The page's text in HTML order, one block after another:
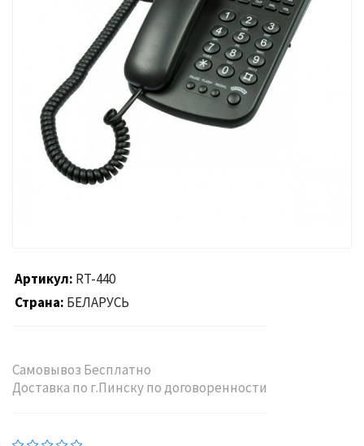
Артикул RT-440
Страна БЕЛАРУСЬ
Самовывоз Бесплатно
Доставка по г.Пинску по договоренности